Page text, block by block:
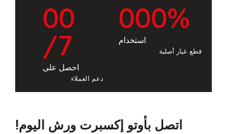
000%
استخدام
قطع غيار أصلية
00
/7
احصل على
دعم العملاء
اتصل بأوتو إكسبرت ورش اليوم!